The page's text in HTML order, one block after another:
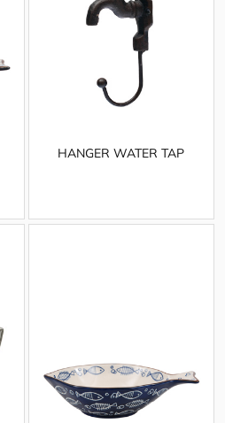
HANGER WATER TAP